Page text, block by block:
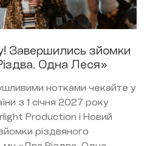
Завершились зйомки
Одна Леся»
нотками чекайте у
з 1 січня 2027 року
Production і Новий
різдвяного